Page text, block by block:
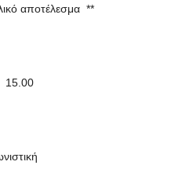
αποτέλεσμα **